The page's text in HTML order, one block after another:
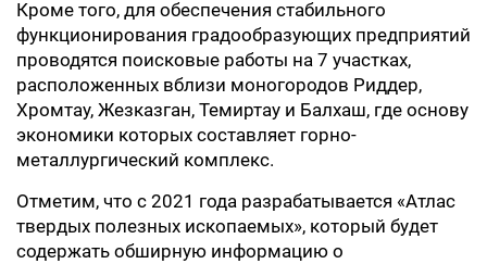
Кроме того, для обеспечения стабильного
функционирования градообразующих предприятий
проводятся поисковые работы на 7 участках,
расположенных вблизи моногородов Риддер,
Хромтау, Жезказган, Темиртау и Балхаш, где основу
экономики которых составляет горно-
металлургический комплекс.
Отметим, что с 2021 года разрабатывается «Атлас
твердых полезных ископаемых», который будет
содержать обширную информацию о